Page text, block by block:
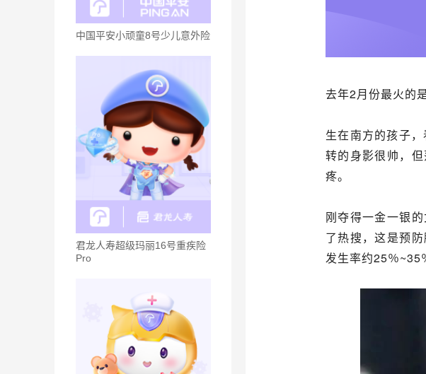
中国平安小顽童8号少儿意外险
君龙人寿超级玛丽16号重疾险
Pro
去年2月份最火的
生在南方的孩子
转的身影很帅，
疼。
刚夺得一金一银
了热搜，这是预
发生率约25％~35